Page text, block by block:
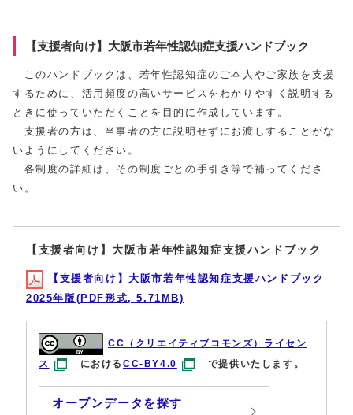
【支援者向け】大阪市若年性認知症支援ハンドブック
このハンドブックは、若年性認知症のご本人やご家族を支援
するために、活用頻度の高いサービスをわかりやすく説明する
ときに使っていただくことを目的に作成しています。
支援者の方は、当事者の方に説明せずにお渡しすることがな
いようにしてください。
各制度の詳細は、その制度ごとの手引き等で補ってくださ
い。
【支援者向け】大阪市若年性認知症支援ハンドブック
【支援者向け】大阪市若年性認知症支援ハンドブック
2025年版(PDF形式, 5.71MB)
CC（クリエイティブコモンズ）ライセン
ス
におけるCC-BY4.0 で提供いたします。
オープンデータを探す